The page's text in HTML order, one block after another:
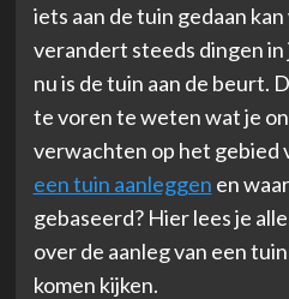
iets aan de tuin gedaan
verandert steeds dingen
nu is de tuin aan de beurt.
te voren te weten wat je
verwachten op het gebied
een tuin aanleggen en
gebaseerd? Hier lees je
over de aanleg van een
komen kijken.